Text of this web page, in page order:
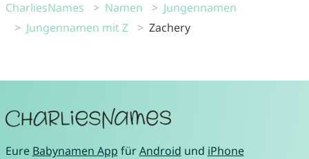
CharliesNames Namen
Jungennamen
Jungennamen mit Z
Zachery
Eure Babynamen App fürAndroid und iPhone